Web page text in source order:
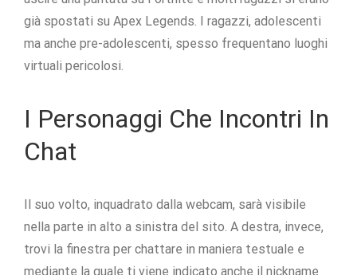
già spostati su Apex Legends. I ragazzi, adolescenti
ma anche pre-adolescenti, spesso frequentano luoghi
virtuali pericolosi.
I Personaggi Che Incontri In
Chat
Il suo volto, inquadrato dalla webcam, sarà visibile
nella parte in alto a sinistra del sito. A destra, invece,
trovi la finestra per chattare in maniera testuale e
mediante la quale ti viene indicato anche il nickname